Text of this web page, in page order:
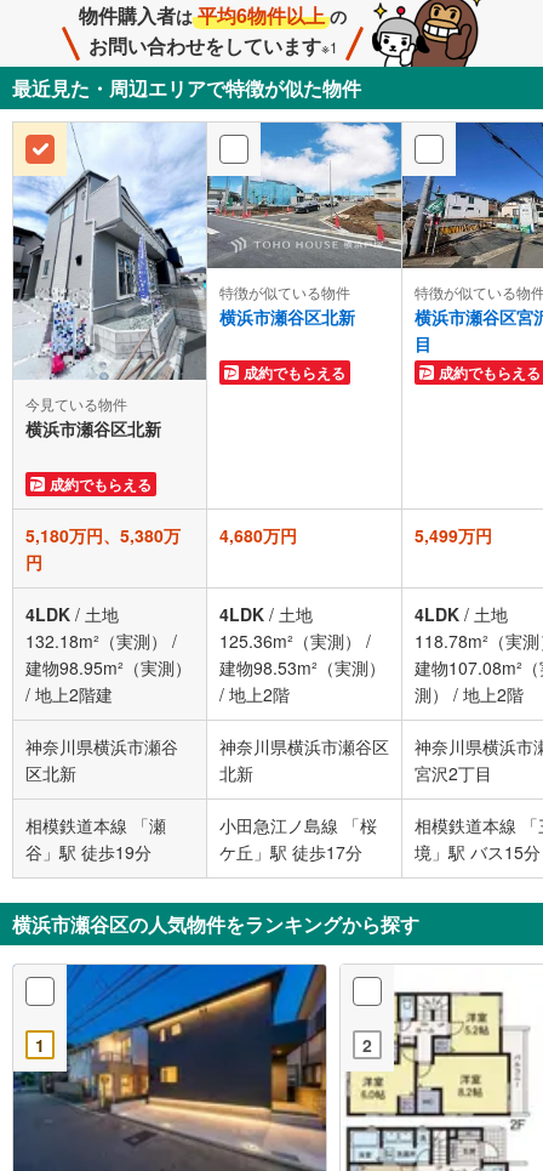
物件購入者は 平均6物件以上 の
お問い合わせをしています※1
最近見た・周辺エリアで特徴が似た物件
今見ている物件
横浜市瀬谷区北新
成約でもらえる
特徴が似ている物件
横浜市瀬谷区北新
成約でもらえる
特徴が似ている物
横浜市瀬谷区宮
目
成約でもらえる
5,180万円、5,380万
円
4,680万円 5,499万円
4LDK / 土地
132.18m²（実測）
/
建物98.95m²（実測）
/ 地上2階建
4LDK / 土地
125.36m²（実測）
/
建物98.53m²（実測）
/ 地上2階
4LDK / 土地
118.78m²（実
建物107.08m²
測）
/ 地上2階
神奈川県横浜市瀬谷
区北新
神奈川県横浜市瀬谷区
北新
神奈川県横浜市
宮沢2丁目
相模鉄道本線 「瀬
谷」駅 徒歩19分
小田急江ノ島線 「桜
ケ丘」駅 徒歩17分
相模鉄道本線 「
境」駅 バス15
谷小学校 バス停
徒歩4分
横浜市瀬谷区の人気物件をランキングから探す
1 2